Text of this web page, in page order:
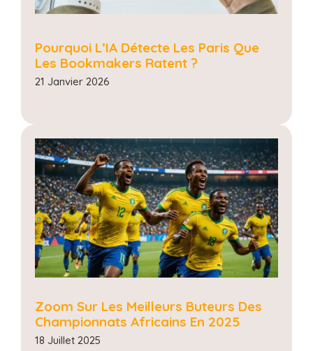
Pourquoi L’IA Détecte Les Paris Que
Les Bookmakers Ratent ?
21 Janvier 2026
Zoom Sur Les Meilleurs Buteurs Des
Championnats Africains En 2025
18 Juillet 2025